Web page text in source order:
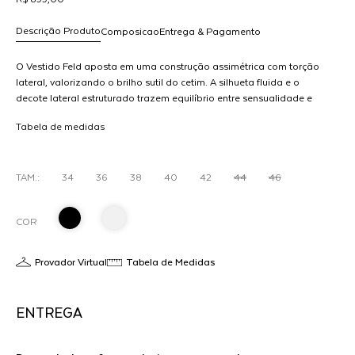
Composicao
Descrição Produto Entrega & Pagamento
O Vestido Feld aposta em uma construção assimétrica com torção
lateral, valorizando o brilho sutil do cetim. A silhueta fluida e o
decote lateral estruturado trazem equilíbrio entre sensualidade e
para eventos e produções sofisticadas.
Tabela de medidas
TAM.: 34 36 38 40 42 44 46
COR
Provador Virtual Tabela de Medidas
ENTREGA